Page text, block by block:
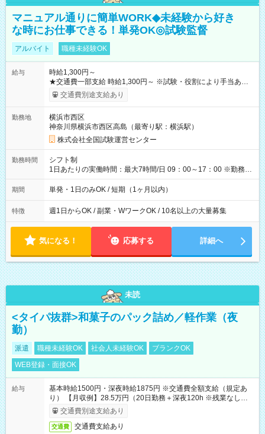
マニュアル通りに簡単WORK◆未経験から好き
な時にお仕事できる！単発OK◎試験監督
アルバイト 職種未経験OK
給与
時給1,300円～
★交通費一部支給 時給1,300円～ ※試験・役割により手当あり
※勤務回数により昇給あり 【即給（前払い）オプションあ
り！】 希望される場合、勤務から1週間ほどで給与の一部を受け
例】 ・河合塾模擬試験 8:30～17:30（休憩1時間） 時給1,300円
×8時間＝日収10,400円＋交通費 ※当日の役割により時給＋100
円の場合あり ・国家試験 7:00～13:30（休憩なし） 時給1,300
円（役割手当＋100円）×6時間＝日収8,400円＋交通費 【試用期
間】試用期間なし
交通費別途支給あり
勤務地
横浜市西区
神奈川県横浜市西区高島（最寄り駅：横浜駅）
株式会社全国試験運営センター
勤務時間
シフト制
1日あたりの実働時間：最大7時間/日 09：00～17：00 ※勤務時
間は 試験により異なります。
期間 単発・1日のみOK / 短期（1ヶ月以内）
特徴 週1日からOK / 副業・WワークOK / 10名以上の大量募集
気になる！ 応募する 詳細へ
未読
<タイパ抜群>和菓子のパック詰め／軽作業（夜
勤）
派遣 職種未経験OK 社会人未経験OK
ブランクOK
WEB登録・面接OK
給与
基本時給1500円・深夜時給1875円 ※交通費全額支給（規定あ
り） 【月収例】28.5万円（20日勤務＋深夜120h ※残業なしの場
合）交通費別途支給あり
交通費 交通費支給あり